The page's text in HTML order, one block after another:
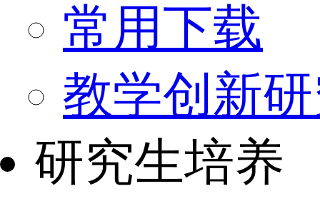
常用下载
教学创新
研究生培养